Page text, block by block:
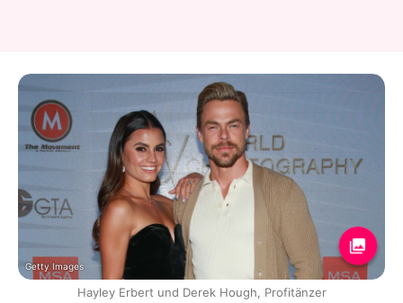
Getty Images
Hayley Erbert und Derek Hough, Profitänzer